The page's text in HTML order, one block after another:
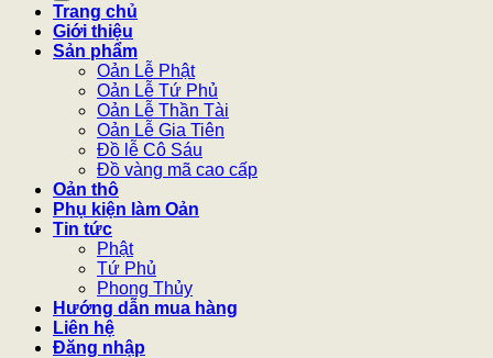
Trang chủ
Giới thiệu
Sản phẩm
Oản Lễ Phật
Oản Lễ Tứ Phủ
Oản Lễ Thần Tài
Oản Lễ Gia Tiên
Đồ lễ Cô Sáu
Đồ vàng mã cao cấp
Oản thô
Phụ kiện làm Oản
Tin tức
Phật
Tứ Phủ
Phong Thủy
Hướng dẫn mua hàng
Liên hệ
Đăng nhập